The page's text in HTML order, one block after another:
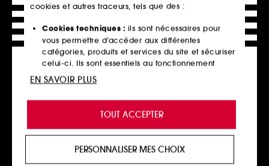
Gucci Bloom
Eau de Parfum Florale Poudrée
HERMÈS
Eau des Merveilles
Eau de Toilette
185
cookies et autres traceurs, tels que des :
Cookies techniques : ils sont nécessaires pour
vous permettre d’accéder aux différentes
catégories, produits et services du site et sécuriser
celui-ci. Ils sont essentiels au fonctionnement
technique du site et ne peuvent être désactivés.
de vous offrir une expérience enrichie et
personnalisée en vous recommandant des
produits, des services et des contenus qui
proposer des offres promotionnelles adaptées à
TOUT ACCEPTER
PERSONNALISER MES CHOIX
EN SAVOIR PLUS